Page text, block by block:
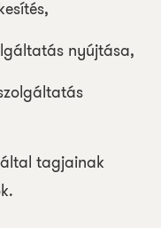
nyújtása,
tagjainak